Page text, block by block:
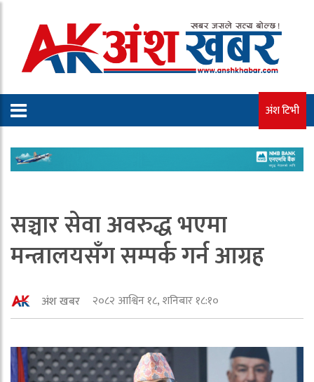
अंश टिभी
सञ्चार सेवा अवरुद्ध भएमा
मन्त्रालयसँग सम्पर्क गर्न आग्रह
अंश खबर २०८२ आश्विन १८, शनिबार १८:१०